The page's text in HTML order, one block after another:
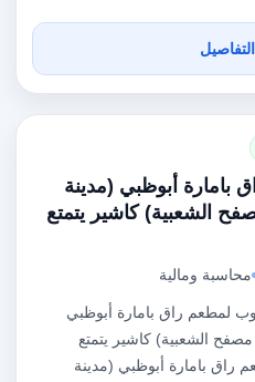
أبوظبي (مدينة
الشعبية) كاشير يتمتع
محاسبة ومالية
لمطعم راق بامارة أبوظبي
مصفح الشعبية) كاشير يتمتع
راق بامارة أبوظبي (مدينة